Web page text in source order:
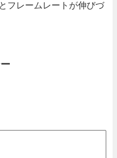
フレームレートが伸びづ